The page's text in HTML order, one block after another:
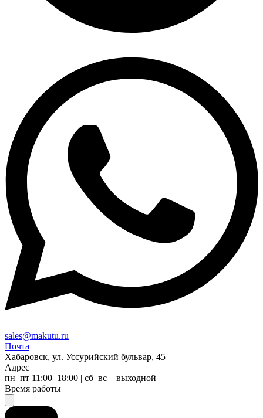
sales@makutu.ru
Почта
Хабаровск, ул. Уссурийский бульвар, 45
Адрес
пн–пт 11:00–18:00 | сб–вс – выходной
Время работы